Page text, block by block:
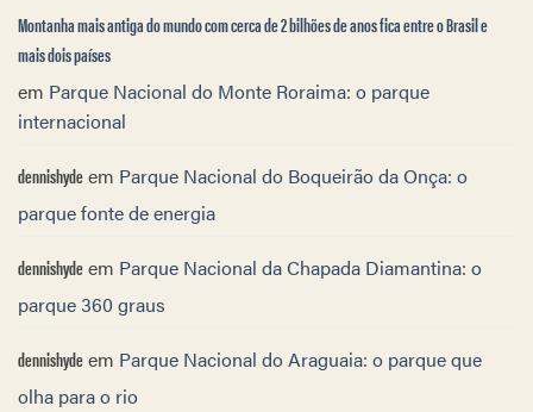
Montanha mais antiga do mundo com cerca de 2 bilhões de anos fica entre o Brasil e
mais dois países
em Parque Nacional do Monte Roraima: o parque
internacional
dennishydeem Parque Nacional do Boqueirão da Onça: o
parque fonte de energia
dennishydeem Parque Nacional da Chapada Diamantina: o
parque 360 graus
dennishydeem Parque Nacional do Araguaia: o parque que
olha para o rio